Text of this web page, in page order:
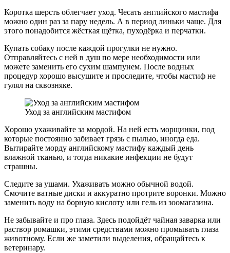
Коротка шерсть облегчает уход. Чесать английского мастифа
можно один раз за пару недель. А в период линьки чаще. Для
этого понадобится жёсткая щётка, пуходёрка и перчатки.
Купать собаку после каждой прогулки не нужно.
Отправляйтесь с ней в душ по мере необходимости или
можете заменить его сухим шампунем. После водных
процедур хорошо высушите и проследите, чтобы мастиф не
гулял на сквозняке.
Уход за английским мастифом
Хорошо ухаживайте за мордой. На ней есть морщинки, под
которые постоянно забивает грязь с пылью, иногда еда.
Вытирайте морду английскому мастифу каждый день
влажной тканью, и тогда никакие инфекции не будут
страшны.
Следите за ушами. Ухаживать можно обычной водой.
Смочите ватные диски и аккуратно протрите воронки. Можно
заменить воду на борную кислоту или гель из зоомагазина.
Не забывайте и про глаза. Здесь подойдёт чайная заварка или
раствор ромашки, этими средствами можно промывать глаза
животному. Если же заметили выделения, обращайтесь к
ветеринару.